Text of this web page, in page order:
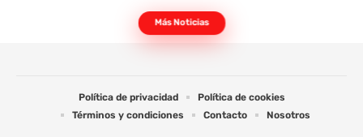
Más Noticias
Política de privacidad
Política de cookies
Términos y condiciones
Contacto Nosotros